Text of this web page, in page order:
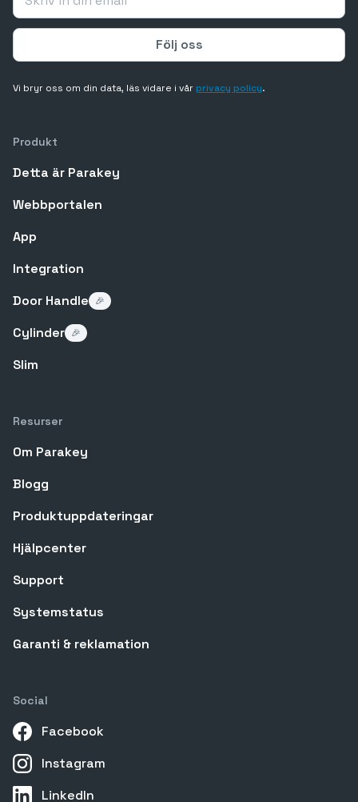
Vi bryr oss om din data, läs vidare i vårprivacy policy.
Produkt
Detta är Parakey
Webbportalen
App
Integration
Door Handle
🎉
Cylinder 🎉
Slim
Resurser
Om Parakey
Blogg
Produktuppdateringar
Hjälpcenter
Support
Systemstatus
Garanti & reklamation
Social
Facebook
Instagram
LinkedIn